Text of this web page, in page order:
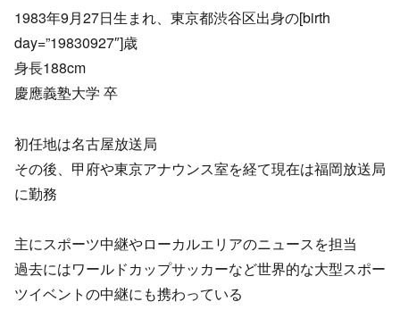
1983年9月27日生まれ、東京都渋谷区出身の[birth
day=”19830927″]歳
身長188cm
慶應義塾大学 卒
初任地は名古屋放送局
その後、甲府や東京アナウンス室を経て現在は福岡放送局
に勤務
主にスポーツ中継やローカルエリアのニュースを担当
過去にはワールドカップサッカーなど世界的な大型スポー
ツイベントの中継にも携わっている